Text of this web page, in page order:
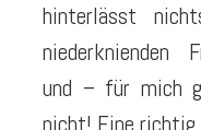
hinterlässt
niederknienden
und – für mich
nicht! Eine richtig